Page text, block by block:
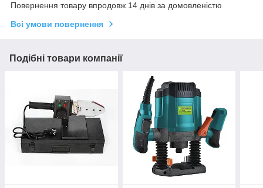
Повернення товару впродовж 14 днів за домовленістю
Всі умови повернення
Подібні товари компанії